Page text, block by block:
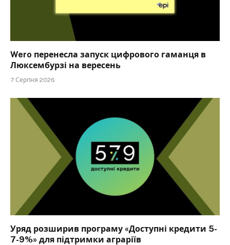
Wero перенесла запуск цифрового гаманця в
Люксембурзі на вересень
7 Серпня 2026
Уряд розширив програму «Доступні кредити 5-
7-9%» для підтримки аграріїв